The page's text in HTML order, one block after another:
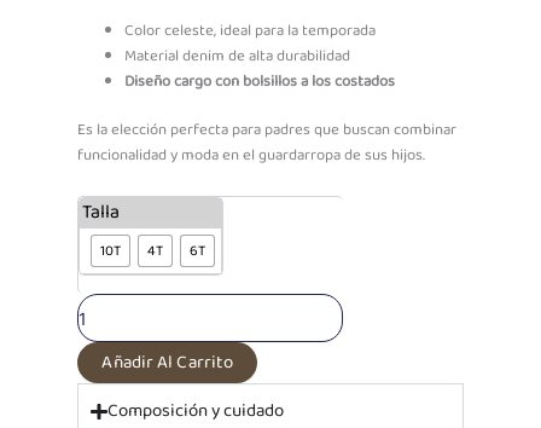
Color celeste, ideal para la temporada
Material denim de alta durabilidad
Diseño cargo con bolsillos a los costados
Es la elección perfecta para padres que buscan combinar
funcionalidad y moda en el guardarropa de sus hijos.
Talla
10T 4T 6T
Pantalon
Denim
Cargo
Azul
cantidad
Añadir Al Carrito
Composición y cuidado